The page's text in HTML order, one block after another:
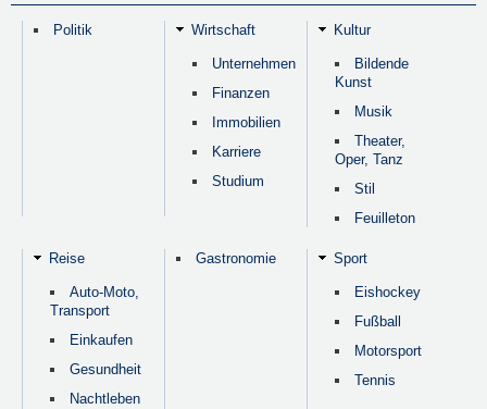
Politik Wirtschaft
Unternehmen
Finanzen
Immobilien
Karriere
Studium
Kultur
Bildende
Kunst
Musik
Theater,
Oper, Tanz
Stil
Feuilleton
Reise
Auto-Moto,
Transport
Einkaufen
Gesundheit
Nachtleben
Gastronomie Sport
Eishockey
Fußball
Motorsport
Tennis